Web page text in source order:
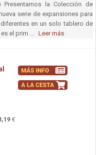
Presentamos la Colección de
serie de expansiones para
en un solo tablero de
el prim ... Leer más
€